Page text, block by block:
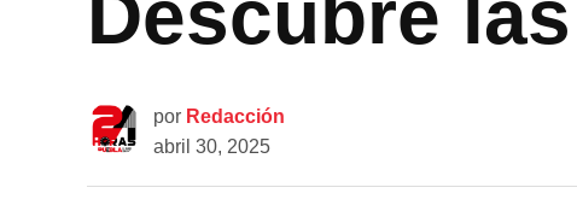
por Redacción
abril 30, 2025